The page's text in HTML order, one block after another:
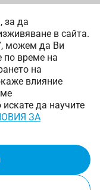
за да
в сайта.
можем да Ви
по време на
на
влияние
да научите
ЗА
права